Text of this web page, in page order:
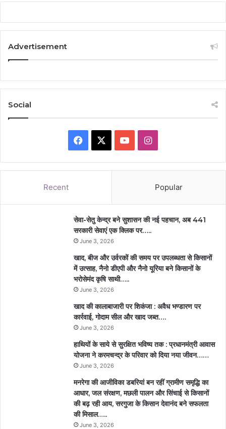
Advertisement
Social
Facebook YouTubeInstagram
Recent Popular
सेवा-सेतु केन्द्र बने सुशासन की नई पहचान, अब 441
सरकारी सेवाएं एक क्लिक पर…..
June 3, 2026
खाद, बीज और उर्वरकों की समय पर उपलब्धता से किसानों
में उत्साह, नैनो डीएपी और नैनो यूरिया बने किसानों के
भरोसेमंद कृषि साथी…..
June 3, 2026
खाद की कालाबाजारी पर शिकंजा : अवैध भण्डारण पर
कार्रवाई, गोदाम सील और खाद जब्त….
June 3, 2026
हाथियों के साये से सुरक्षित भविष्य तक : प्रधानमंत्री आवास
योजना ने करमचन्द्र के परिवार को दिया नया जीवन……
June 3, 2026
मनरेगा की आजीविका डबरियां बन रहीं ग्रामीण समृद्धि का
आधार, जल संरक्षण, मछली पालन और सिंचाई से किसानों
की बढ़ रही आय, सरगुजा के किसान देवानंद बने सफलता
की मिसाल…..
June 3, 2026